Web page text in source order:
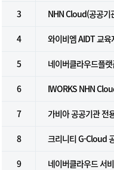
3 NHN Cloud(공공기
4 와이비엠 AIDT 교육
5 네이버클라우드플
6 IWORKS NHN
7 가비아 공공기관 전
8 크리니티 G-Cloud
9 네이버클라우드 서